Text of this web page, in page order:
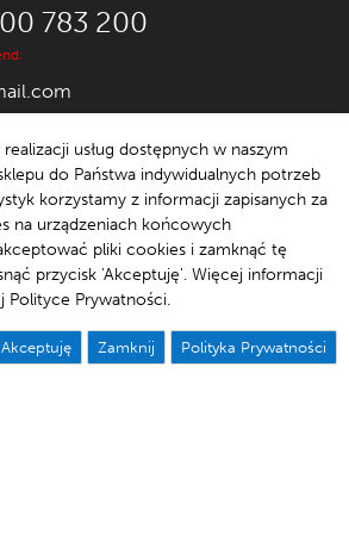
783 200
2021 Aksotronik.
usług dostępnych w naszym
do Państwa indywidualnych potrzeb
korzystamy z informacji zapisanych za
na urządzeniach końcowych
pliki cookies i zamknąć tę
przycisk 'Akceptuję'. Więcej informacji
Polityce Prywatności.
Akceptuję Zamknij Polityka Prywatności